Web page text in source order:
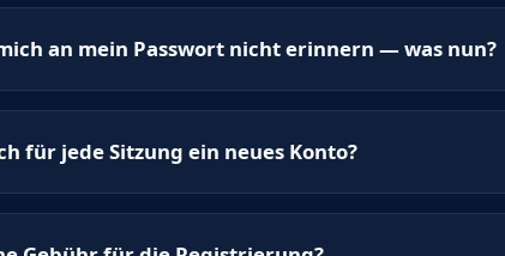
an mein Passwort nicht erinnern — was nun?
für jede Sitzung ein neues Konto?